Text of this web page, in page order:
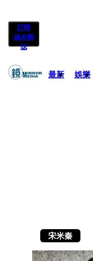
訂閱
紙本雜
誌
最新 娛樂
宋米秦